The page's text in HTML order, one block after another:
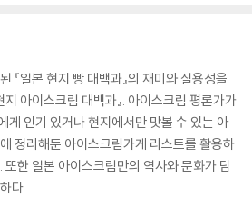
『일본 현지 빵 대백과』의 재미와 실용성을
지 아이스크림 대백과』. 아이스크림 평론가가
게 인기 있거나 현지에서만 맛볼 수 있는 아
정리해둔 아이스크림가게 리스트를 활용하
또한 일본 아이스크림만의 역사와 문화가 담
다.